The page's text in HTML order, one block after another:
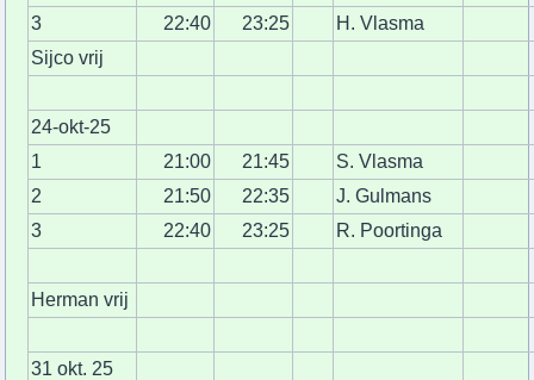
3
22:40 23:25
H. Vlasma
Sijco vrij
24-okt-25
1
21:00 21:45
S. Vlasma
2
21:50 22:35
J. Gulmans
3
22:40 23:25 R. Poortinga
Herman vrij
31 okt. 25